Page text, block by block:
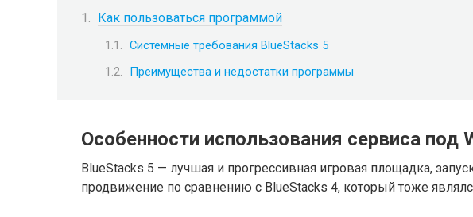
Как пользоваться программой
Системные требования BlueStacks 5
Преимущества и недостатки программы
Особенности использования сервиса под
BlueStacks 5 — лучшая и прогрессивная игровая площадка,
продвижение по сравнению с BlueStacks 4, который тоже